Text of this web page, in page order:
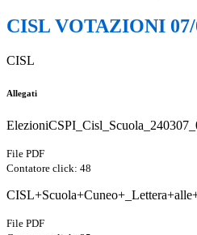
CISL VOTAZIONI 07/
CISL
Allegati
File PDF
Contatore click: 48
File PDF